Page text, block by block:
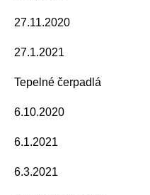
27.11.2020
27.1.2021
Tepelné čerpadlá
6.10.2020
6.1.2021
6.3.2021